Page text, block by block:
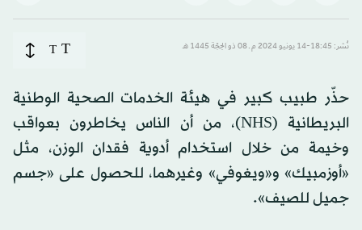
نُشر: 18:45-14 يونيو 2024 م ـ 08 ذو الحِجّة 1445 هـ T
T
حذّر طبيب كبير في هيئة الخدمات الصحية الوطنية
البريطانية (NHS)، من أن الناس يخاطرون بعواقب
وخيمة من خلال استخدام أدوية فقدان الوزن، مثل
«أوزمبيك» و«ويغوفي» وغيرهما، للحصول على «جسم
جميل للصيف».